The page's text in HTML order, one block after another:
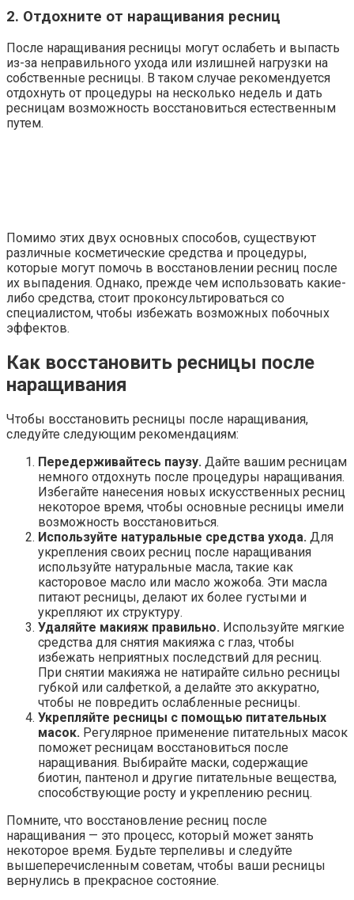
2. Отдохните от наращивания ресниц
После наращивания ресницы могут ослабеть и выпасть
из-за неправильного ухода или излишней нагрузки на
собственные ресницы. В таком случае рекомендуется
отдохнуть от процедуры на несколько недель и дать
ресницам возможность восстановиться естественным
путем.
Помимо этих двух основных способов, существуют
различные косметические средства и процедуры,
которые могут помочь в восстановлении ресниц после
их выпадения. Однако, прежде чем использовать какие-
либо средства, стоит проконсультироваться со
специалистом, чтобы избежать возможных побочных
эффектов.
Как восстановить ресницы после
наращивания
Чтобы восстановить ресницы после наращивания,
следуйте следующим рекомендациям:
Передерживайтесь паузу. Дайте вашим ресницам
немного отдохнуть после процедуры наращивания.
Избегайте нанесения новых искусственных ресниц
некоторое время, чтобы основные ресницы имели
возможность восстановиться.
Используйте натуральные средства ухода. Для
укрепления своих ресниц после наращивания
используйте натуральные масла, такие как
касторовое масло или масло жожоба. Эти масла
питают ресницы, делают их более густыми и
укрепляют их структуру.
Удаляйте макияж правильно. Используйте мягкие
средства для снятия макияжа с глаз, чтобы
избежать неприятных последствий для ресниц.
При снятии макияжа не натирайте сильно ресницы
губкой или салфеткой, а делайте это аккуратно,
чтобы не повредить ослабленные ресницы.
Укрепляйте ресницы с помощью питательных
масок. Регулярное применение питательных масок
поможет ресницам восстановиться после
наращивания. Выбирайте маски, содержащие
биотин, пантенол и другие питательные вещества,
способствующие росту и укреплению ресниц.
Помните, что восстановление ресниц после
наращивания — это процесс, который может занять
некоторое время. Будьте терпеливы и следуйте
вышеперечисленным советам, чтобы ваши ресницы
вернулись в прекрасное состояние.